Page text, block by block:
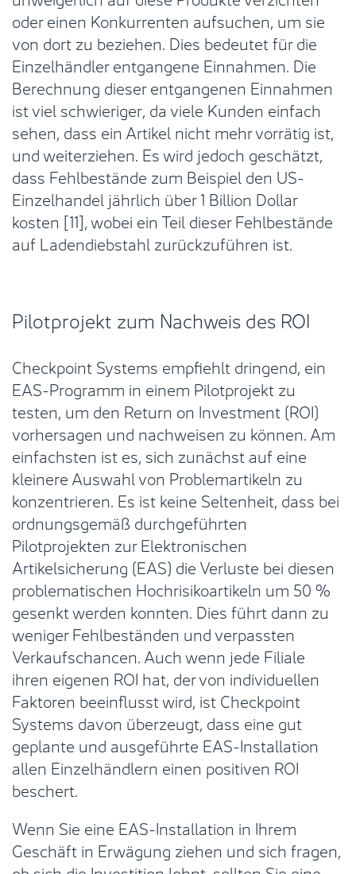
oder einen Konkurrenten aufsuchen, um sie
von dort zu beziehen. Dies bedeutet für die
Einzelhändler entgangene Einnahmen. Die
Berechnung dieser entgangenen Einnahmen
ist viel schwieriger, da viele Kunden einfach
sehen, dass ein Artikel nicht mehr vorrätig ist,
und weiterziehen. Es wird jedoch geschätzt,
dass Fehlbestände zum Beispiel den US-
Einzelhandel jährlich über 1 Billion Dollar
kosten [11], wobei ein Teil dieser Fehlbestände
auf Ladendiebstahl zurückzuführen ist.
Pilotprojekt zum Nachweis des ROI
Checkpoint Systems empfiehlt dringend, ein
EAS-Programm in einem Pilotprojekt zu
testen, um den Return on Investment (ROI)
vorhersagen und nachweisen zu können. Am
einfachsten ist es, sich zunächst auf eine
kleinere Auswahl von Problemartikeln zu
konzentrieren. Es ist keine Seltenheit, dass bei
ordnungsgemäß durchgeführten
Pilotprojekten zur Elektronischen
Artikelsicherung (EAS) die Verluste bei diesen
problematischen Hochrisikoartikeln um 50 %
gesenkt werden konnten. Dies führt dann zu
weniger Fehlbeständen und verpassten
Verkaufschancen. Auch wenn jede Filiale
ihren eigenen ROI hat, der von individuellen
Faktoren beeinflusst wird, ist Checkpoint
Systems davon überzeugt, dass eine gut
geplante und ausgeführte EAS-Installation
allen Einzelhändlern einen positiven ROI
beschert.
Wenn Sie eine EAS-Installation in Ihrem
Geschäft in Erwägung ziehen und sich fragen,